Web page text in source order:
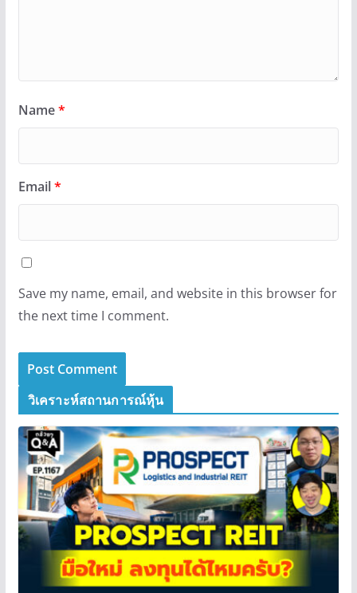
Name*
Email*
Save my name, email, and website in this browser for
the next time I comment.
วิเคราะห์สถานการณ์หุ้น